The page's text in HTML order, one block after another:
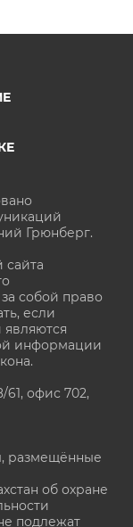
Грюнберг.
собой право
если
информации
61, офис 702,
размещённые
об охране
подлежат